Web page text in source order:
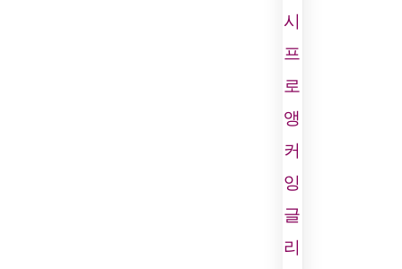
시
프
로
앵
커
잉
글
리